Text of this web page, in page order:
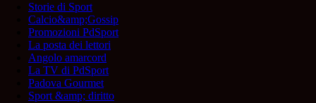
Storie di Sport
Calcio&amp;Gossip
Promozioni PdSport
La posta dei lettori
Angolo amarcord
La TV di PdSport
Padova Gourmet
Sport &amp; diritto